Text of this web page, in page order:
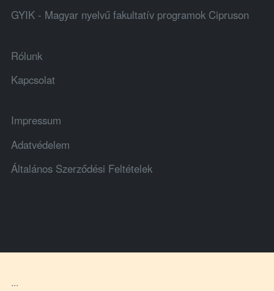
GYIK - Magyar nyelvű fakultatív programok Cipruson
Rólunk
Kapcsolat
Impressum
Adatvédelem
Általános Szerződési Feltételek
...